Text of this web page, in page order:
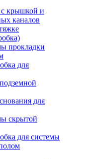
крышкой и
каналов
прокладки
для
для
скрытой
для системы